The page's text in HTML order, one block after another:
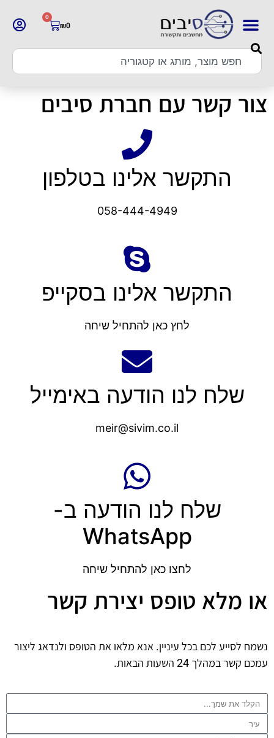
₪0
0
צור קשר עם חברת סיבים
התקשר אלינו בטלפון
058-444-4949
התקשר אלינו בסקייפ
לחץ כאן להתחיל שיחה
שלח לנו הודעה באימייל
meir@sivim.co.il
שלח לנו הודעה ב-
WhatsApp
לחצו כאן להתחיל שיחה
או מלא טופס יצירת קשר
נשמח לסייע לכם בכל עיניין. אנא מלאו את הטופס ולנדאג ליצור
עמכם קשר במהלך 24 השעות הבאות.